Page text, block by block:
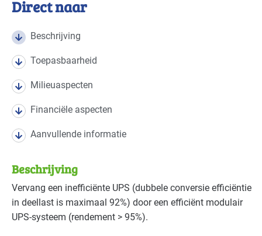
branches
Bouw - bouw/infra
Bouw - installatiebedrijven
Datacenters Basis
Detailhandel - overig Basis
Direct naar
Beschrijving
Toepasbaarheid
Milieuaspecten
Financiële aspecten
Aanvullende informatie
Beschrijving
Vervang een inefficiënte UPS (dubbele conversie efficiëntie
in deellast is maximaal 92%) door een efficiënt modulair
UPS-systeem (rendement > 95%).